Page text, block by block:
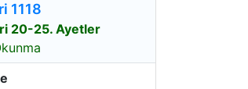
1118
20-25. Ayetler